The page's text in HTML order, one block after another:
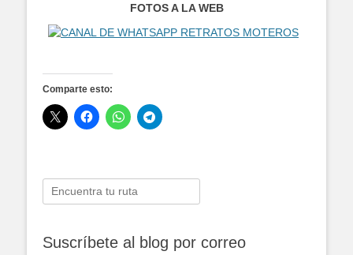
FOTOS A LA WEB
Comparte esto:
Buscar:
Suscríbete al blog por correo